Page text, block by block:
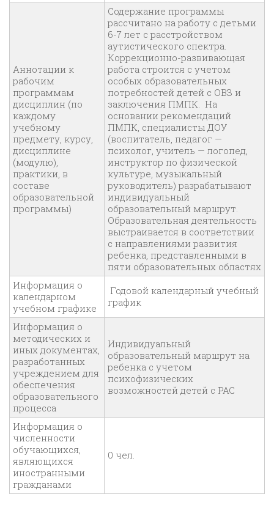
Аннотации к
рабочим
программам
дисциплин (по
каждому
учебному
предмету, курсу,
дисциплине
(модулю),
практики, в
составе
образовательной
программы)
Содержание программы
рассчитано на работу с детьми
6-7 лет с расстройством
аутистического спектра.
Коррекционно-развивающая
работа строится с учетом
особых образовательных
потребностей детей с ОВЗ и
заключения ПМПК. На
основании рекомендаций
ПМПК, специалисты ДОУ
(воспитатель, педагог —
психолог, учитель — логопед,
инструктор по физической
культуре, музыкальный
руководитель) разрабатывают
индивидуальный
образовательный маршрут.
Образовательная деятельность
выстраивается в соответствии
с направлениями развития
ребенка, представленными в
пяти образовательных областях
Информация о
календарном
учебном графике
Годовой календарный учебный
график
Информация о
методических и
иных документах,
разработанных
учреждением для
обеспечения
образовательного
процесса
Индивидуальный
образовательный маршрут на
ребенка с учетом
психофизических
возможностей детей с РАС
Информация о
численности
обучающихся,
являющихся
иностранными
гражданами
0 чел.